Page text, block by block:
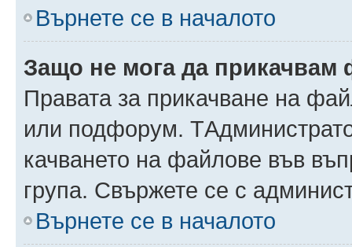
Върнете се в началото
Защо не мога да прикачвам
Правата за прикачване на
или подфорум.
качването на файлове във
група. Свържете се с
Върнете се в началото